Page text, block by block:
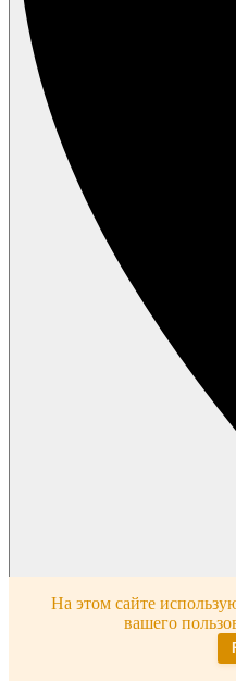
На этом сайте
вашего